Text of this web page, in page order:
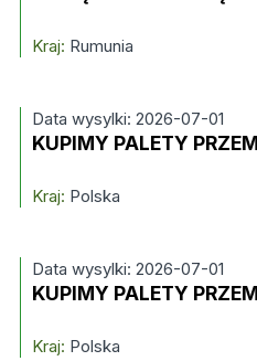
Kraj: Rumunia
Data wysylki: 2026-07-01
KUPIMY PALETY
Kraj: Polska
Data wysylki: 2026-07-01
KUPIMY PALETY
Kraj: Polska